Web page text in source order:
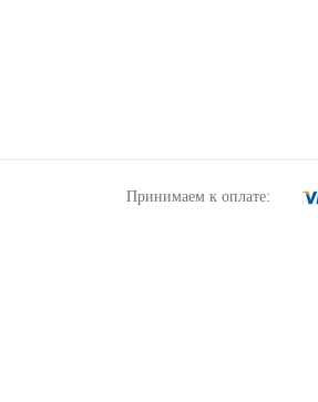
Принимаем к оплате: